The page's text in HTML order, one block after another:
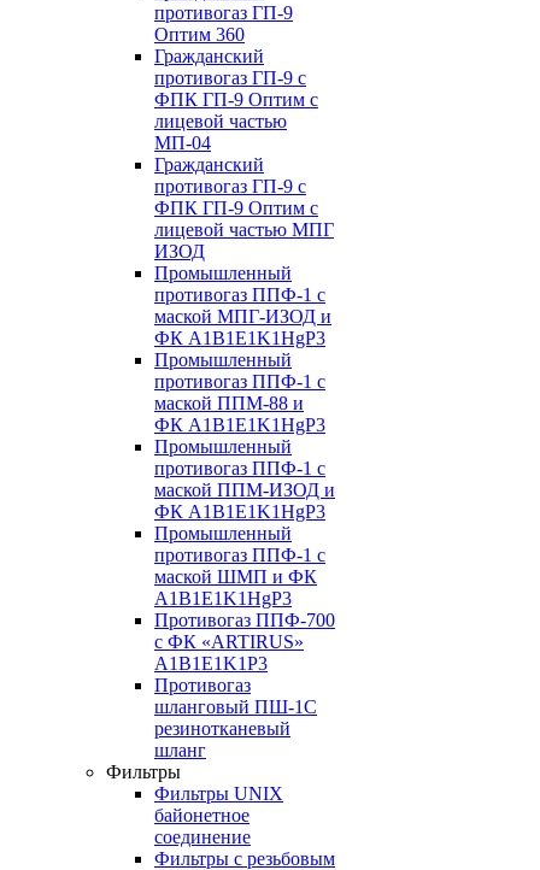
противогаз ГП-9
Оптим 360
Гражданский
противогаз ГП-9 с
ФПК ГП-9 Оптим с
лицевой частью
МП-04
Гражданский
противогаз ГП-9 с
ФПК ГП-9 Оптим с
лицевой частью МПГ
ИЗОД
Промышленный
противогаз ППФ-1 с
маской МПГ-ИЗОД и
ФК А1B1E1K1HgP3
Промышленный
противогаз ППФ-1 с
маской ППМ-88 и
ФК А1B1E1K1HgP3
Промышленный
противогаз ППФ-1 с
маской ППМ-ИЗОД и
ФК А1B1E1K1HgP3
Промышленный
противогаз ППФ-1 с
маской ШМП и ФК
А1B1E1K1HgP3
Противогаз ППФ-700
с ФК «ARTIRUS»
A1B1E1K1P3
Противогаз
шланговый ПШ-1С
резинотканевый
шланг
Фильтры
Фильтры UNIX
байонетное
соединение
Фильтры с резьбовым